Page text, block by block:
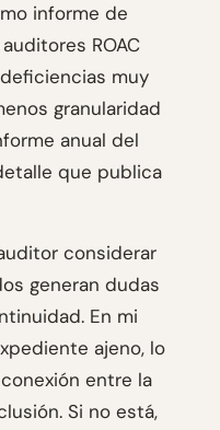
informe de
ROAC
muy
granularidad
anual del
que publica
considerar
generan dudas
En mi
ajeno, lo
entre la
Si no está,